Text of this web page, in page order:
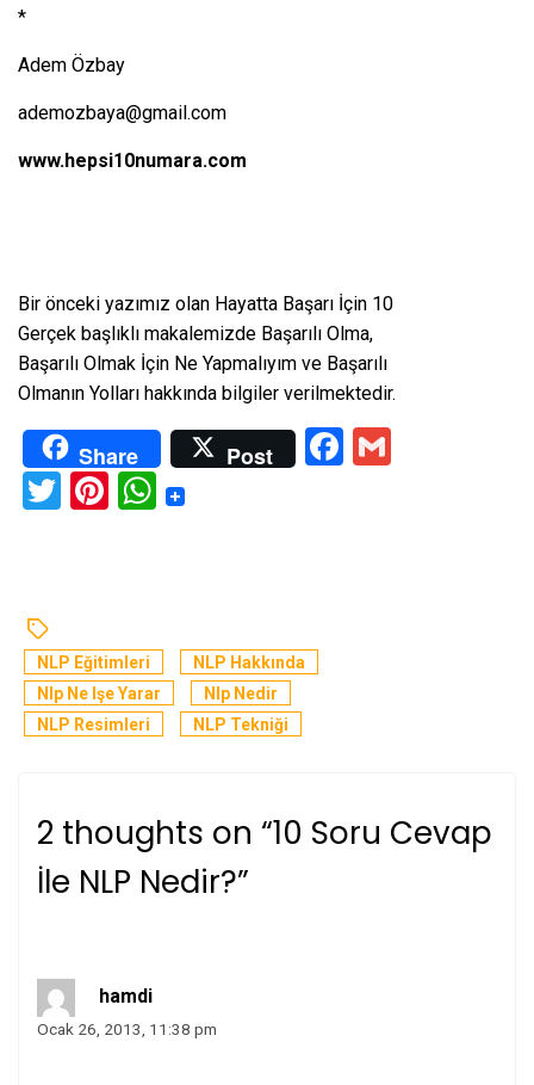
*
Adem Özbay
ademozbaya@gmail.com
www.hepsi10numara.com
Bir önceki yazımız olan Hayatta Başarı İçin 10
Gerçek başlıklı makalemizde Başarılı Olma,
Başarılı Olmak İçin Ne Yapmalıyım ve Başarılı
Olmanın Yolları hakkında bilgiler verilmektedir.
Share Post Facebook
Twitter
Pinterest
WhatsApp
NLP Eğitimleri
NLP Hakkında
Nlp Ne Işe Yarar
Nlp Nedir
NLP Resimleri
NLP Tekniği
2 thoughts on “10 Soru Cevap
İle NLP Nedir?”
hamdi
Ocak 26, 2013, 11:38 pm